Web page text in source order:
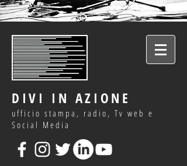
DIVI IN AZIONE
ufficio stampa, radio, Tv web e
Social Media